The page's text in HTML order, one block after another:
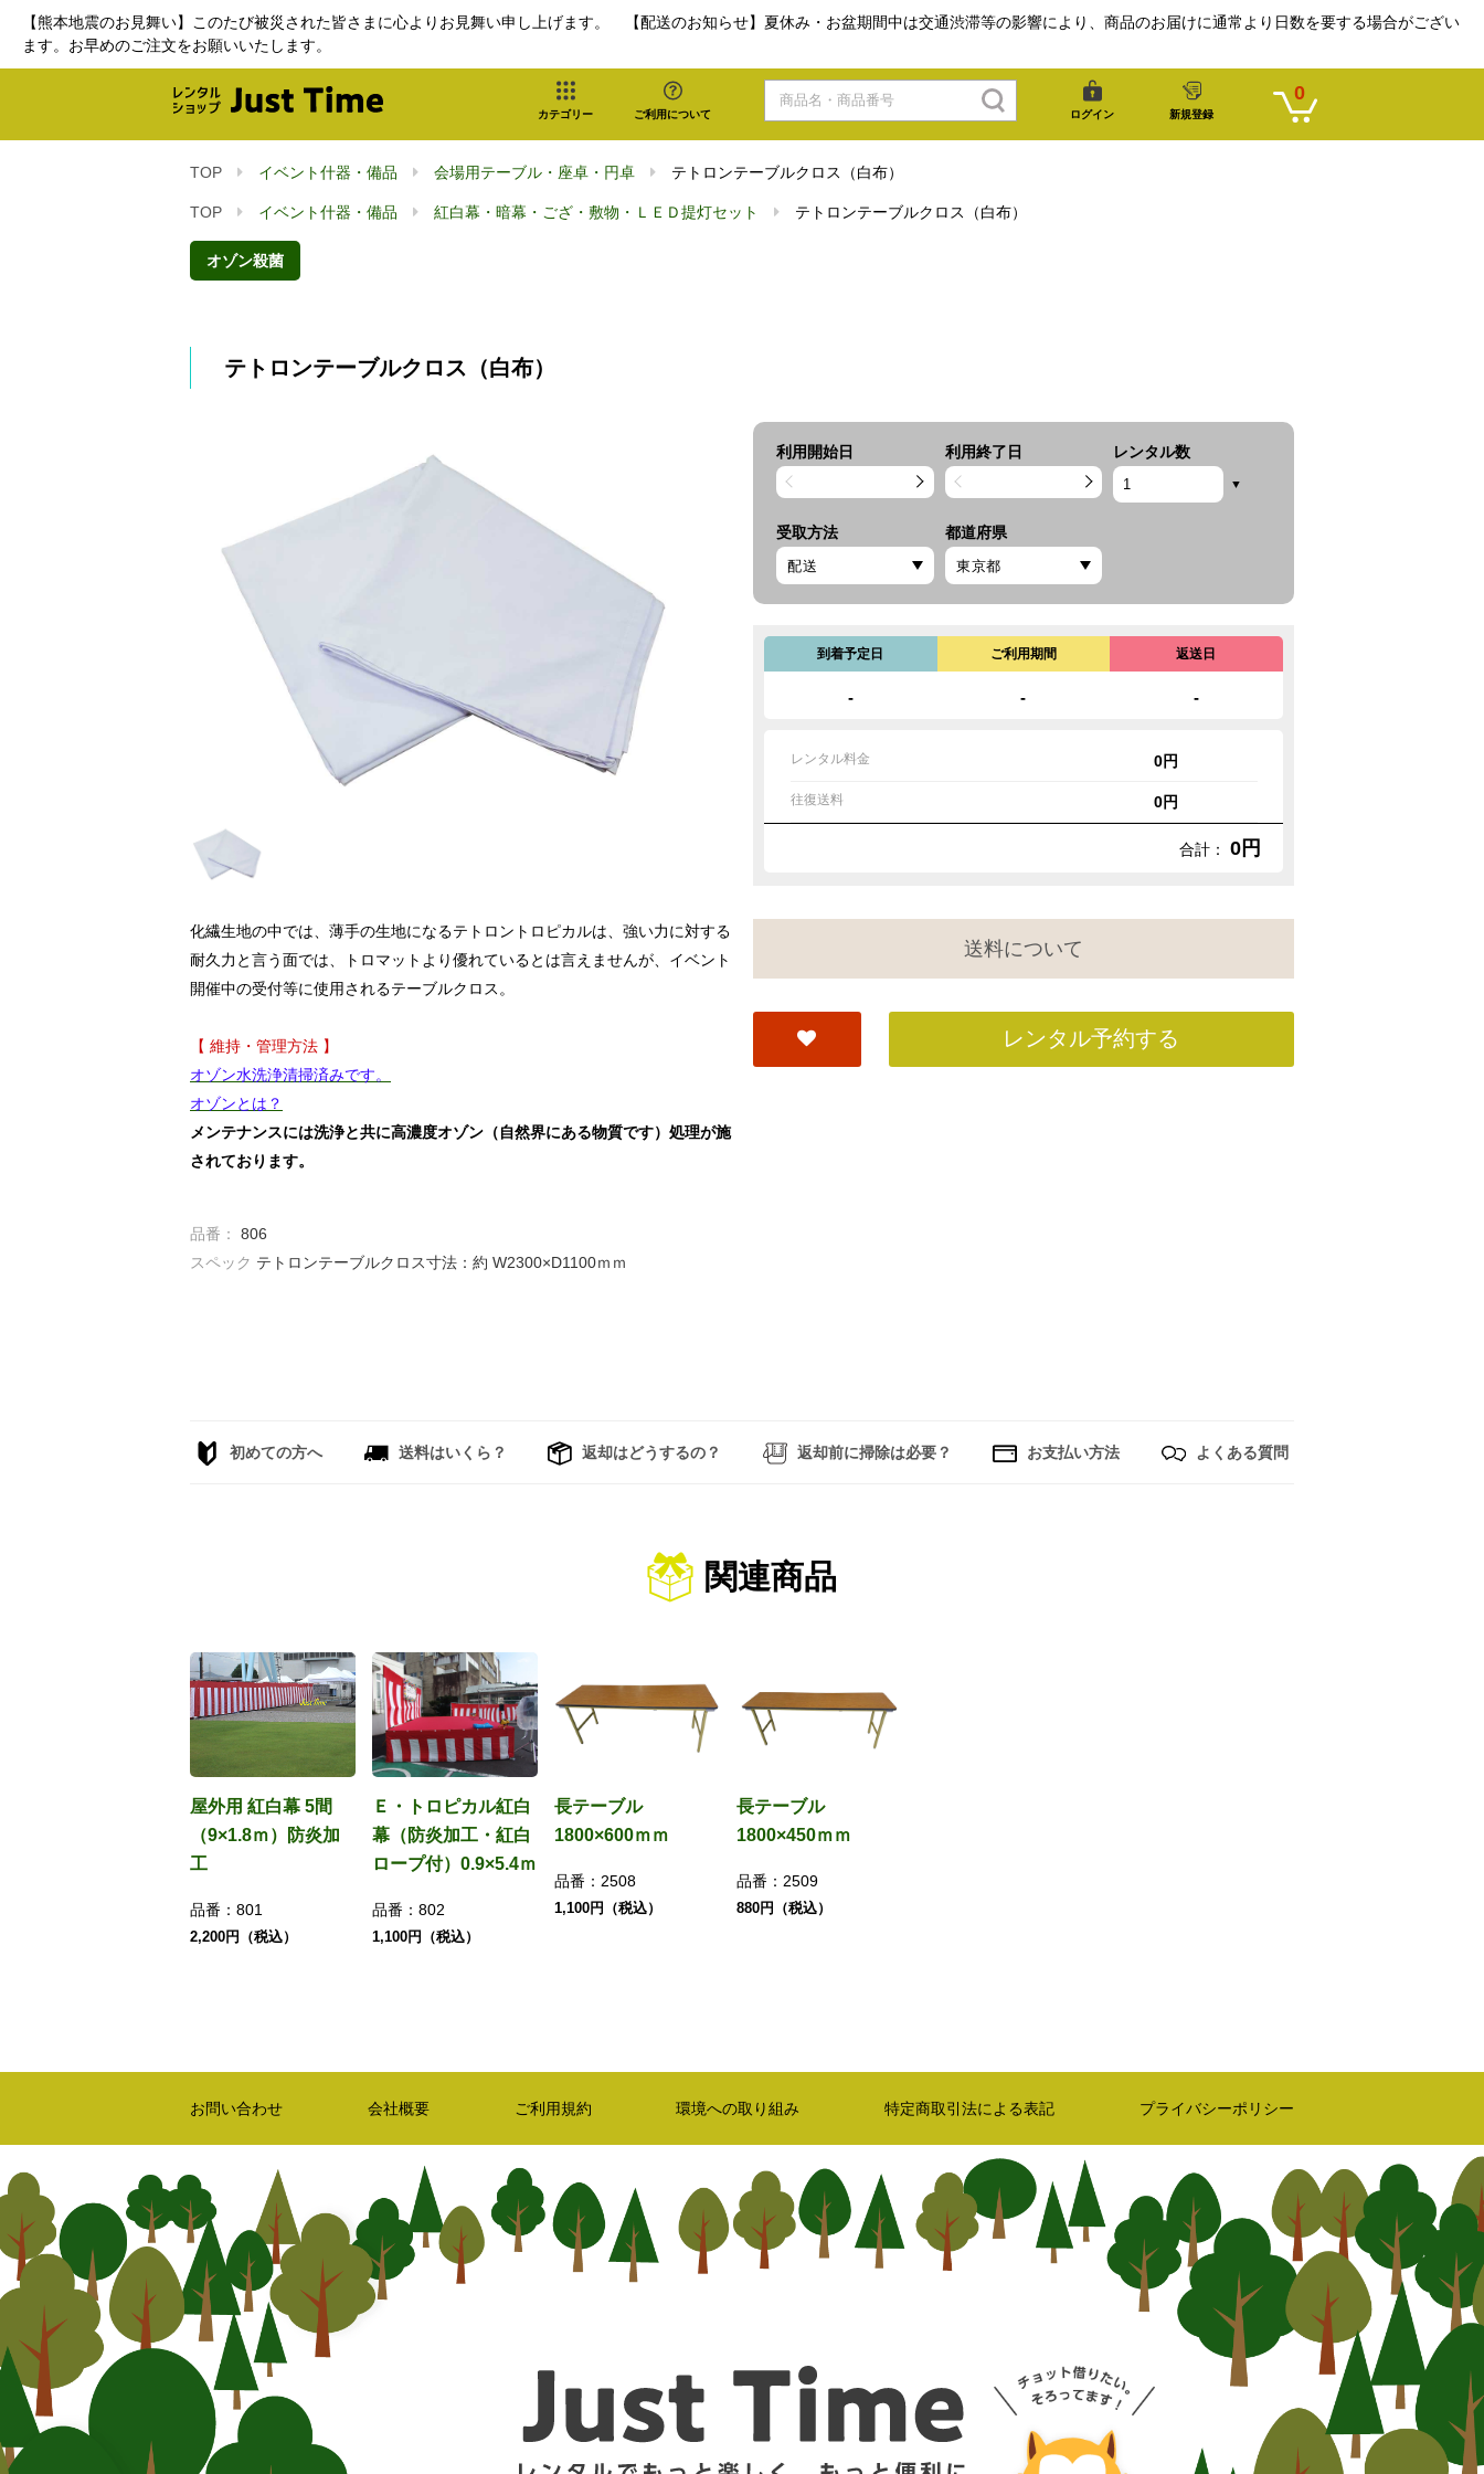
【熊本地震のお見舞い】このたび被災された皆さまに心よりお見舞い申し上げます。 【配送のお知らせ】夏休み・お盆期間中は交通渋滞等の影響により、商品のお届けに通常より日数を要する場合がござい
ます。お早めのご注文をお願いいたします。
カテゴリー ご利用について ログイン 新規登録
0
TOP イベント什器・備品 会場用テーブル・座卓・円卓 テトロンテーブルクロス（白布）
TOP イベント什器・備品 紅白幕・暗幕・ござ・敷物・ＬＥＤ提灯セット テトロンテーブルクロス（白布）
オゾン殺菌
テトロンテーブルクロス（白布）
化繊生地の中では、薄手の生地になるテトロントロピカルは、強い力に対する
耐久力と言う面では、トロマットより優れているとは言えませんが、イベント
開催中の受付等に使用されるテーブルクロス。
【 維持・管理方法 】
オゾン水洗浄清掃済みです。
オゾンとは？
メンテナンスには洗浄と共に高濃度オゾン（自然界にある物質です）処理が施
されております。
品番：
806
スペック テトロンテーブルクロス寸法：約 W2300×D1100ｍｍ
利用開始日 利用終了日 レンタル数
受取方法 都道府県
到着予定日
-
ご利用期間
-
返送日
-
レンタル料金 0円
往復送料 0円
合計： 0円
送料について
レンタル予約する
初めての方へ 送料はいくら？ 返却はどうするの？ 返却前に掃除は必要？ お支払い方法 よくある質問
関連商品
屋外用 紅白幕 5間
（9×1.8ｍ）防炎加
工
品番： 801
2,200円（税込）
Ｅ・トロピカル紅白
幕（防炎加工・紅白
ロープ付）0.9×5.4ｍ
品番： 802
1,100円（税込）
長テーブル
1800×600ｍｍ
品番： 2508
1,100円（税込）
長テーブル
1800×450ｍｍ
品番： 2509
880円（税込）
お問い合わせ 会社概要 ご利用規約 環境への取り組み 特定商取引法による表記 プライバシーポリシー